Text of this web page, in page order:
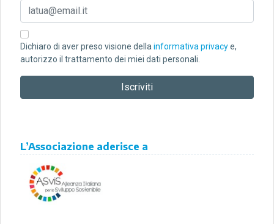
Dichiaro di aver preso visione della informativa privacye,
autorizzo il trattamento dei miei dati personali.
L’Associazione aderisce a